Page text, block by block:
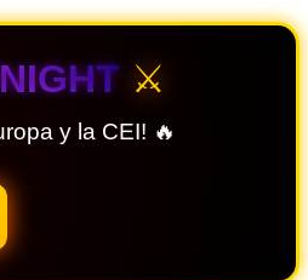
⚔️
y la CEI! 🔥